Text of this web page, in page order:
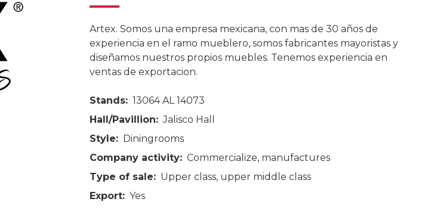
Artex. Somos una empresa mexicana, con mas de 30 años de
experiencia en el ramo mueblero, somos fabricantes mayoristas y
diseñamos nuestros propios muebles. Tenemos experiencia en
ventas de exportacion.
Stands: 13064 AL 14073
Hall/Pavillion: Jalisco Hall
Style: Diningrooms
Company activity: Commercialize, manufactures
Type of sale: Upper class, upper middle class
Export: Yes